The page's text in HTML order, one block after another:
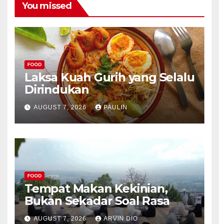
You missed
FOOD
Laksa Kuah Gurih yang Selalu
Dirindukan
AUGUST 7, 2026 PAULIN
FOOD
Tempat Makan Kekinian,
Bukan Sekadar Soal Rasa
AUGUST 7, 2026 ARVIN DIO